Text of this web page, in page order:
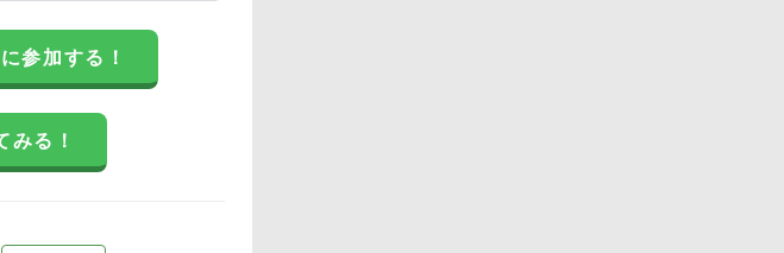
参加する！
みる！